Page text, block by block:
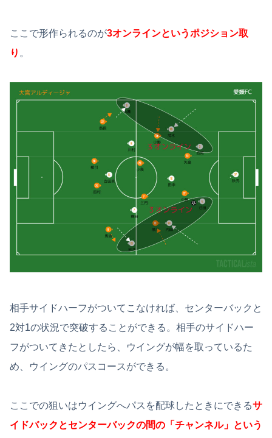
ここで形作られるのが3オンラインというポジション取
り 。
相手サイドハーフがついてこなければ、センターバックと
2対1の状況で突破することができる。相手のサイドハー
フがついてきたとしたら、ウイングが幅を取っているた
め、ウイングのパスコースができる。
ここでの狙いはウイングへパスを配球したときにできるサ
イドバックとセンターバックの間の「チャンネル」という